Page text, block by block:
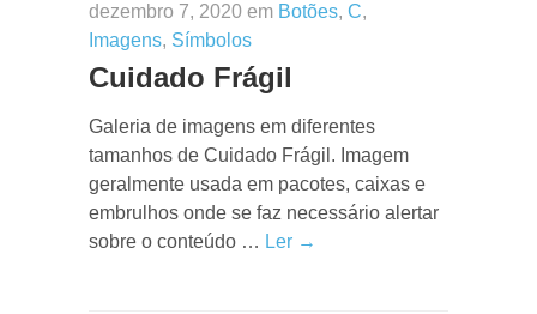
dezembro 7, 2020 em Botões, C,
Imagens, Símbolos
Cuidado Frágil
Galeria de imagens em diferentes
tamanhos de Cuidado Frágil. Imagem
geralmente usada em pacotes, caixas e
embrulhos onde se faz necessário alertar
sobre o conteúdo … Ler →